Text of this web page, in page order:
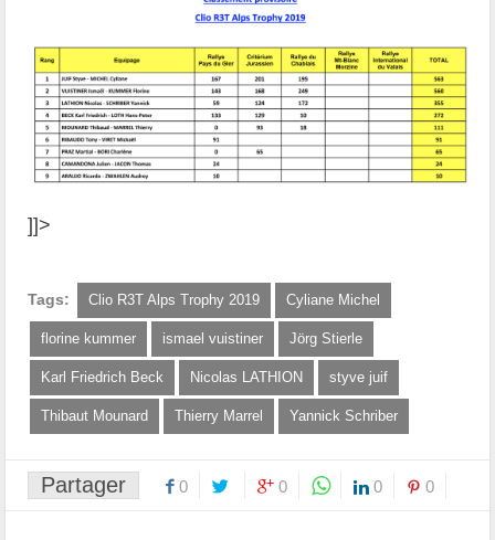
]]>
Tags: Clio R3T Alps Trophy 2019 Cyliane Michel
florine kummer ismael vuistiner Jörg Stierle
Karl Friedrich Beck Nicolas LATHION styve juif
Thibaut Mounard Thierry Marrel Yannick Schriber
Partager 0 0 0 0